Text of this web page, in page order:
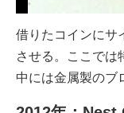
借りたコインにサ
させる。ここでは
中には金属製のブ